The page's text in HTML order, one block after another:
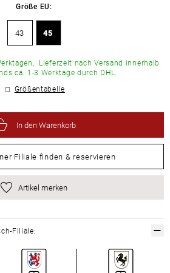
Größe EU:
43 45
Lieferzeit nach Versand innerhalb
ca. 1-3 Werktage durch DHL.
Größentabelle
In den Warenkorb
Filiale finden & reservieren
Artikel merken
Filiale: